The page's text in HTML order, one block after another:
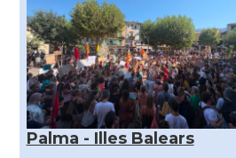
Palma - Illes Balears